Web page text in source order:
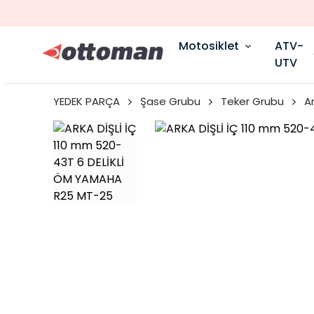
Motosiklet
ATV-
UTV
YEDEK PARÇA Şase Grubu Teker Grubu